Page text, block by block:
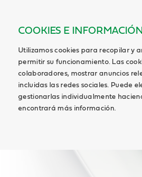
COOKIES E
Utilizamos cookies para recopilar y
permitir su funcionamiento. Las
colaboradores, mostrar anuncios
incluidas las redes sociales. Puede
gestionarlas individualmente
encontrará más información.